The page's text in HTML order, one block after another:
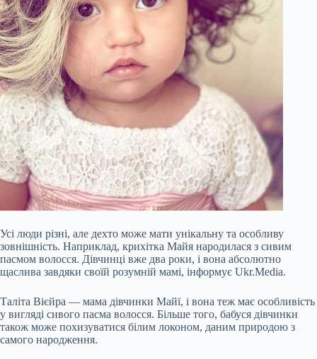
Усі люди різні, але дехто може мати унікальну та особливу
зовнішність. Наприклад, крихітка Майя народилася з сивим
пасмом волосся. Дівчинці вже два роки, і вона абсолютно
щаслива завдяки своїй розумній мамі, інформує Ukr.Media.
Таліта Вієйра — мама дівчинки Майї, і вона теж має особливість
у вигляді сивого пасма волосся. Більше того, бабуся дівчинки
також може похизуватися білим локоном, даним природою з
самого народження.